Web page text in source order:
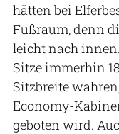
hätten bei
Fußraum, denn
leicht nach
Sitze immerhin
Sitzbreite
Economy-
geboten wird.